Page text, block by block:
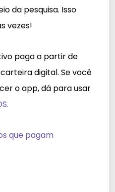
da pesquisa. Isso
vezes!
paga a partir de
digital. Se você
o app, dá para usar
que pagam